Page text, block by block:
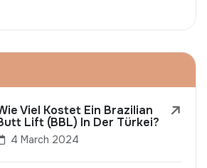
Viel Kostet Ein Brazilian
Lift (BBL) In Der Türkei?
4 March 2024